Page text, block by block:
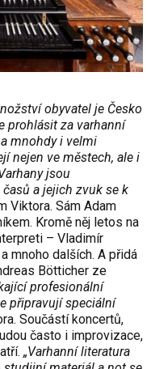
obyvatel je Česko
prohlásit za varhanní
mnohdy i velmi
nejen ve městech, ale i
jsou
a jejich zvuk se k
Viktora. Sám Adam
Kromě něj letos na
– Vladimír
mnoho dalších. A přidá
Bötticher ze
profesionální
připravují speciální
Součástí koncertů,
často i improvizace,
„Varhanní literatura